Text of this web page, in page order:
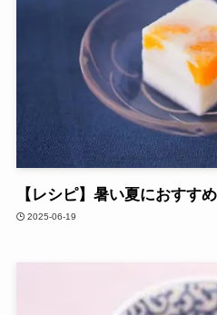
【レシピ】暑い夏におすす
2025-06-19